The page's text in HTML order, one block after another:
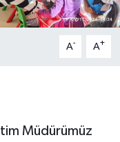
A- A+
Müdürümüz